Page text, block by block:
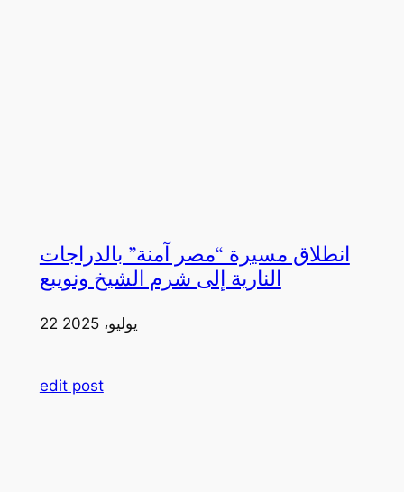
انطلاق مسيرة “مصر آمنة” بالدراجات
النارية إلى شرم الشيخ ونويبع
22 يوليو، 2025
edit post